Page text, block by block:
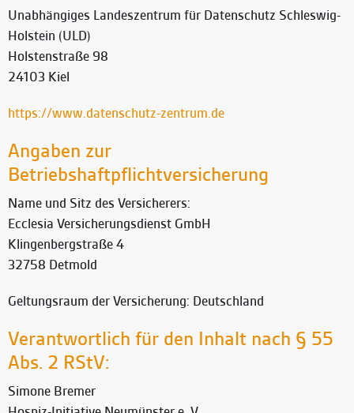
Unabhängiges Landeszentrum für Datenschutz Schleswig-
Holstein (ULD)
Holstenstraße 98
24103 Kiel
https://www.datenschutz-zentrum.de
Angaben zur
Betriebshaftpflichtversicherung
Name und Sitz des Versicherers:
Ecclesia Versicherungsdienst GmbH
Klingenbergstraße 4
32758 Detmold
Geltungsraum der Versicherung: Deutschland
Verantwortlich für den Inhalt nach § 55
Abs. 2 RStV:
Simone Bremer